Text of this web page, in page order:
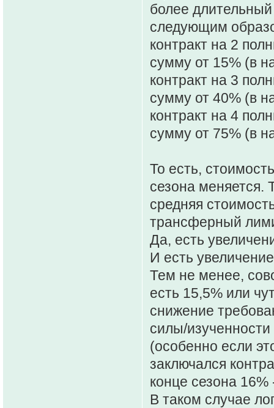
более длительный
следующим
контракт на 2
сумму от 15% (в
контракт на 3
сумму от 40% (в
контракт на 4
сумму от 75% (в
То есть,
сезона меняется.
средняя
трансферный
Да, есть
И есть
Тем не менее,
есть 15,5% или
снижение
силы/изученности
(особенно если
заключался
конце сезона
В таком случае